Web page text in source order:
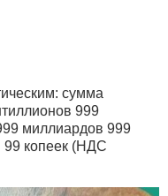
сумма
999
миллиардов 999
99 копеек (НДС